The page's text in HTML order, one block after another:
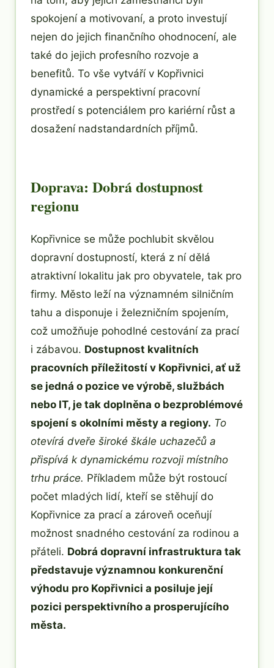
spokojení a motivovaní, a proto investují
nejen do jejich finančního ohodnocení, ale
také do jejich profesního rozvoje a
benefitů. To vše vytváří v Kopřivnici
dynamické a perspektivní pracovní
prostředí s potenciálem pro kariérní růst a
dosažení nadstandardních příjmů.
Doprava: Dobrá dostupnost
regionu
Kopřivnice se může pochlubit skvělou
dopravní dostupností, která z ní dělá
atraktivní lokalitu jak pro obyvatele, tak pro
firmy. Město leží na významném silničním
tahu a disponuje i železničním spojením,
což umožňuje pohodlné cestování za prací
i zábavou. Dostupnost kvalitních
pracovních příležitostí v Kopřivnici, ať už
se jedná o pozice ve výrobě, službách
nebo IT, je tak doplněna o bezproblémové
spojení s okolními městy a regiony. To
otevírá dveře široké škále uchazečů a
přispívá k dynamickému rozvoji místního
trhu práce. Příkladem může být rostoucí
počet mladých lidí, kteří se stěhují do
Kopřivnice za prací a zároveň oceňují
možnost snadného cestování za rodinou a
přáteli. Dobrá dopravní infrastruktura tak
představuje významnou konkurenční
výhodu pro Kopřivnici a posiluje její
pozici perspektivního a prosperujícího
města.